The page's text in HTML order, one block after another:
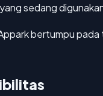
sedang
bertumpu pada